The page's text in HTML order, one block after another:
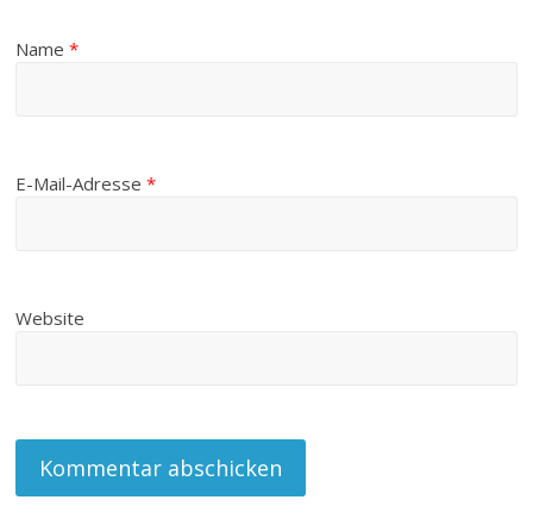
Name*
E-Mail-Adresse*
Website